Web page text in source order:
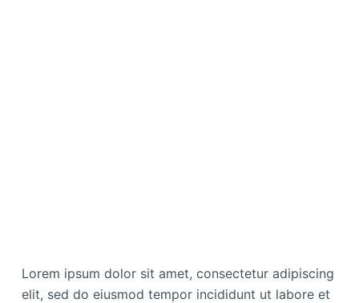
Lorem ipsum dolor sit amet, consectetur adipiscing
elit, sed do eiusmod tempor incididunt ut labore et